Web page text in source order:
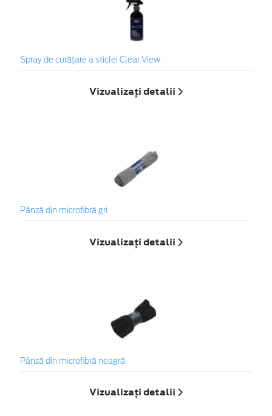
Spray de curățare a sticlei Clear View
Vizualizați detalii
Pânză din microfibră gri
Vizualizați detalii
Pânză din microfibră neagră
Vizualizați detalii